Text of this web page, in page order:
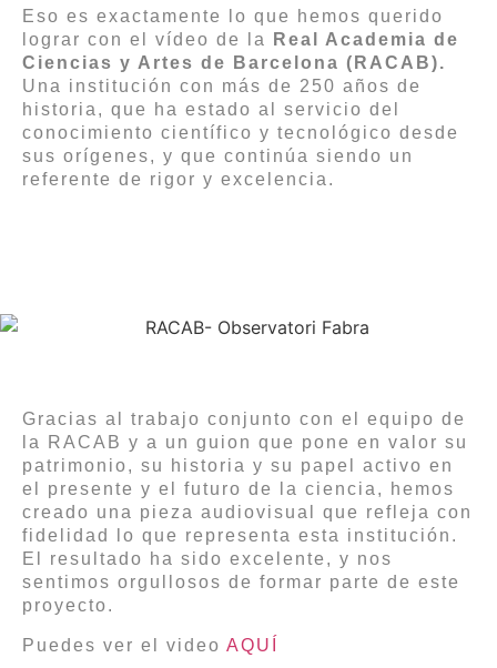
Eso es exactamente lo que hemos querido
lograr con el vídeo de la
Real Academia de
Ciencias y Artes de Barcelona (RACAB).
Una institución con más de 250 años de
historia, que ha estado al servicio del
conocimiento científico y tecnológico desde
sus orígenes, y que continúa siendo un
referente de rigor y excelencia.
Gracias al trabajo conjunto con el equipo de
la RACAB y a un guion que pone en valor su
patrimonio, su historia y su papel activo en
el presente y el futuro de la ciencia, hemos
creado una pieza audiovisual que refleja con
fidelidad lo que representa esta institución.
El resultado ha sido excelente, y nos
sentimos orgullosos de formar parte de este
proyecto.
Puedes ver el video AQUÍ